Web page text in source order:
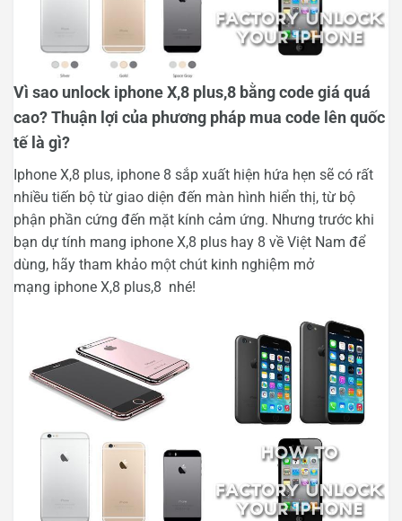
Vì sao unlock iphone X,8 plus,8 bằng code giá quá
cao? Thuận lợi của phương pháp mua code lên quốc
tế là gì?
Iphone X,8 plus, iphone 8 sắp xuất hiện hứa hẹn sẽ có rất
nhiều tiến bộ từ giao diện đến màn hình hiển thị, từ bộ
phận phần cứng đến mặt kính cảm ứng. Nhưng trước khi
bạn dự tính mang iphone X,8 plus hay 8 về Việt Nam để
dùng, hãy tham khảo một chút kinh nghiệm mở
mạng iphone X,8 plus,8 nhé!